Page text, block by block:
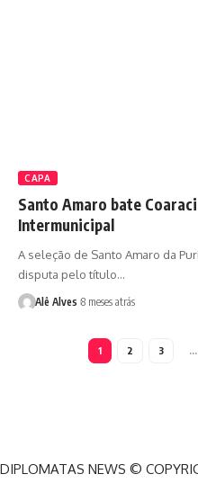
CAPA
Santo Amaro bate
Intermunicipal
A seleção de Santo Amaro da
disputa pelo título…
Alê Alves 8 meses atrás
1 2 3 …
DIPLOMATAS NEWS ©